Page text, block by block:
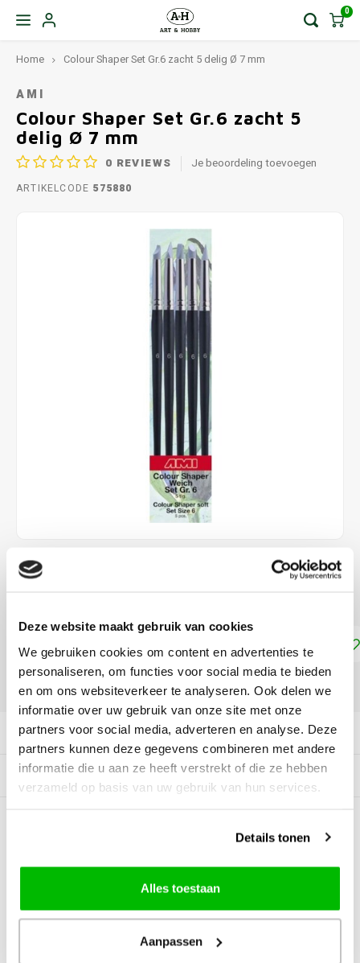
Deze website maakt gebruik van cookies
We gebruiken cookies om content en advertenties te
personaliseren, om functies voor social media te bieden
en om ons websiteverkeer te analyseren. Ook delen we
informatie over uw gebruik van onze site met onze
partners voor social media, adverteren en analyse. Deze
partners kunnen deze gegevens combineren met andere
informatie die u aan ze heeft verstrekt of die ze hebben
verzameld op basis van uw gebruik van hun services.
Details tonen
Alles toestaan
Aanpassen
0
Home Colour Shaper Set Gr.6 zacht 5 delig Ø 7 mm
AMI
Colour Shaper Set Gr.6 zacht 5
delig Ø 7 mm
0 REVIEWS Je beoordeling toevoegen
ARTIKELCODE 575880
€14,99
Toevoegen aan winkelwagen
DELEN:
Productomschrijving
Gerelateerde producten
0Reviews